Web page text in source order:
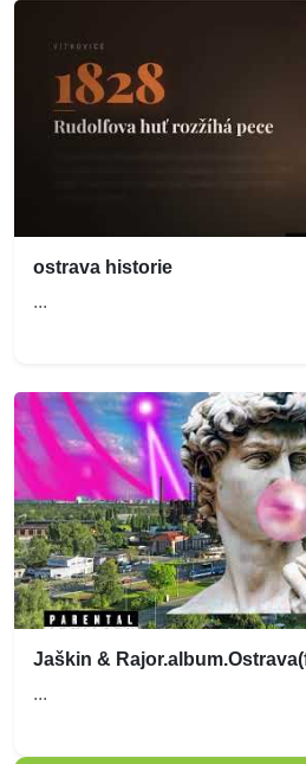
ostrava historie
...
Jaškin &
...